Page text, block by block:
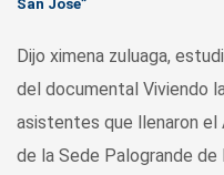
San José”
Dijo ximena zuluaga,
del documental Viviendo
asistentes que llenaron el
de la Sede Palogrande de